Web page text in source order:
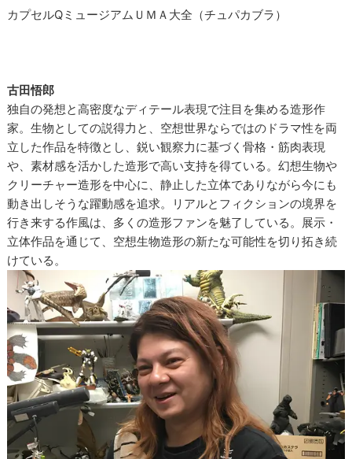
カプセルQミュージアムＵＭＡ大全（チュパカブラ）
古田悟郎
独自の発想と高密度なディテール表現で注目を集める造形作
家。生物としての説得力と、空想世界ならではのドラマ性を両
立した作品を特徴とし、鋭い観察力に基づく骨格・筋肉表現
や、素材感を活かした造形で高い支持を得ている。幻想生物や
クリーチャー造形を中心に、静止した立体でありながら今にも
動き出しそうな躍動感を追求。リアルとフィクションの境界を
行き来する作風は、多くの造形ファンを魅了している。展示・
立体作品を通じて、空想生物造形の新たな可能性を切り拓き続
けている。